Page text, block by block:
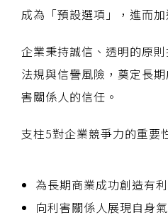
成為「預設選項」，進而加
企業秉持誠信、透明的原
法規與信譽風險，奠定長
害關係人的信任。
支柱5對企業競爭力的重要
為長期商業成功創造有
向利害關係人展現自身